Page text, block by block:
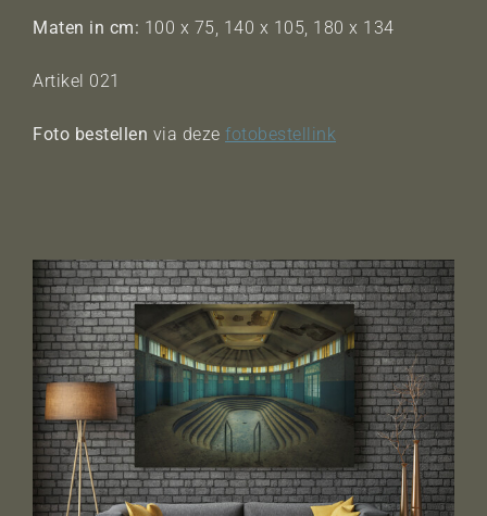
Maten in cm: 100 x 75, 140 x 105, 180 x 134
Artikel 021
Foto bestellen via deze fotobestellink